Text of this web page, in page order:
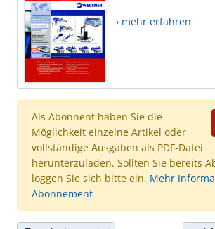
› mehr erfahren
Als Abonnent haben Sie die
Möglichkeit einzelne Artikel oder
vollständige Ausgaben als PDF-Datei
herunterzuladen. Sollten Sie bereits
loggen Sie sich bitte ein. Mehr
Abonnement